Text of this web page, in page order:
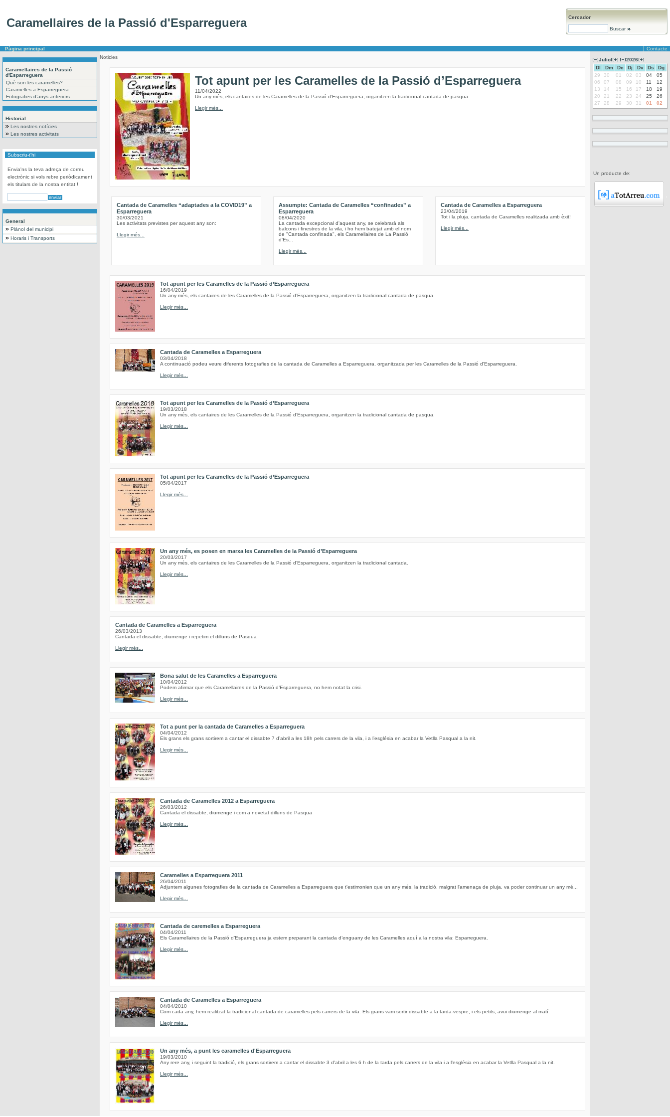
Caramellaires de la Passió d'Esparreguera Cercador
Buscar
Pàgina principal Contacte
Caramellaires de la Passió
d'Esparreguera
Què son les caramelles?
Caramelles a Esparreguera
Fotografies d’anys anteriors
Historial
Les nostres notícies
Les nostres activitats
Subscriu-t'hi
Envia'ns la teva adreça de correu
electrònic si vols rebre periòdicament
els titulars de la nostra entitat !
General
Plànol del municipi
Horaris i Transports
Noticies
Tot apunt per les Caramelles de la Passió d’Esparreguera
11/04/2022
Un any més, els cantaires de les Caramelles de la Passió d’Esparreguera, organitzen la tradicional cantada de pasqua.
Llegir més...
Cantada de Caramelles “adaptades a la COVID19” a
Esparreguera
30/03/2021
Les activitats previstes per aquest any son:
Llegir més...
Assumpte: Cantada de Caramelles “confinades” a
Esparreguera
08/04/2020
La cantada excepcional d'aquest any, se celebrarà als
balcons i finestres de la vila, i ho hem batejat amb el nom
de "Cantada confinada", els Caramellaires de La Passió
d'Es...
Llegir més...
Cantada de Caramelles a Esparreguera
23/04/2019
Tot i la pluja, cantada de Caramelles realitzada amb èxit!
Llegir més...
Tot apunt per les Caramelles de la Passió d’Esparreguera
16/04/2019
Un any més, els cantaires de les Caramelles de la Passió d’Esparreguera, organitzen la tradicional cantada de pasqua.
Llegir més...
Cantada de Caramelles a Esparreguera
03/04/2018
A continuació podeu veure diferents fotografies de la cantada de Caramelles a Esparreguera, organitzada per les Caramelles de la Passió d'Esparreguera.
Llegir més...
Tot apunt per les Caramelles de la Passió d’Esparreguera
19/03/2018
Un any més, els cantaires de les Caramelles de la Passió d’Esparreguera, organitzen la tradicional cantada de pasqua.
Llegir més...
Tot apunt per les Caramelles de la Passió d’Esparreguera
05/04/2017
Llegir més...
Un any més, es posen en marxa les Caramelles de la Passió d’Esparreguera
20/03/2017
Un any més, els cantaires de les Caramelles de la Passió d’Esparreguera, organitzen la tradicional cantada.
Llegir més...
Cantada de Caramelles a Esparreguera
26/03/2013
Cantada el dissabte, diumenge i repetim el dilluns de Pasqua
Llegir més...
Bona salut de les Caramelles a Esparreguera
10/04/2012
Podem afirmar que els Caramellaires de la Passió d’Esparreguera, no hem notat la crisi.
Llegir més...
Tot a punt per la cantada de Caramelles a Esparreguera
04/04/2012
Els grans els grans sortirem a cantar el dissabte 7 d’abril a les 18h pels carrers de la vila, i a l’església en acabar la Vetlla Pasqual a la nit.
Llegir més...
Cantada de Caramelles 2012 a Esparreguera
26/03/2012
Cantada el dissabte, diumenge i com a novetat dilluns de Pasqua
Llegir més...
Caramelles a Esparreguera 2011
26/04/2011
Adjuntem algunes fotografies de la cantada de Caramelles a Esparreguera que t'estimonien que un any més, la tradició, malgrat l'amenaça de pluja, va poder continuar un any mé...
Llegir més...
Cantada de caremelles a Esparreguera
04/04/2011
Els Caramellaires de la Passió d’Esparreguera ja estem preparant la cantada d’enguany de les Caramelles aquí a la nostra vila: Esparreguera.
Llegir més...
Cantada de Caramelles a Esparreguera
04/04/2010
Com cada any, hem realitzat la tradicional cantada de caramelles pels carrers de la vila. Els grans vam sortir dissabte a la tarda-vespre, i els petits, avui diumenge al matí.
Llegir més...
Un any més, a punt les caramelles d'Esparreguera
19/03/2010
Any rere any, i seguint la tradició, els grans sortirem a cantar el dissabte 3 d'abril a les 6 h de la tarda pels carrers de la vila i a l'església en acabar la Vetlla Pasqual a la nit.
Llegir més...
Juliol
2026
Dl
Dm Dc Dj Dv Ds
Dg
29
30 01 02 03 04
05
06
07 08 09 10 11
12
13
14 15 16 17 18
19
20
21 22 23 24 25
26
27
28 29 30 31 01 02
Un producte de: